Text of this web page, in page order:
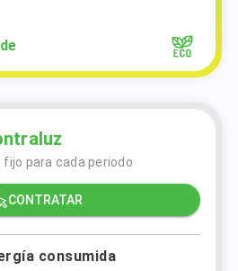
fijo para cada periodo
CONTRATAR
consumida